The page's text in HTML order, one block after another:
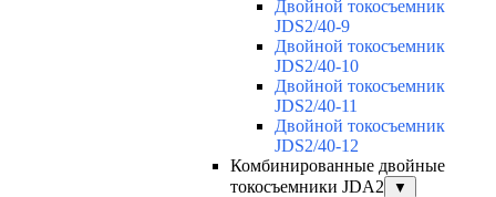
Двойной токосъемник
JDS2/40-9
Двойной токосъемник
JDS2/40-10
Двойной токосъемник
JDS2/40-11
Двойной токосъемник
JDS2/40-12
Комбинированные двойные
токосъемники JDA2
▼